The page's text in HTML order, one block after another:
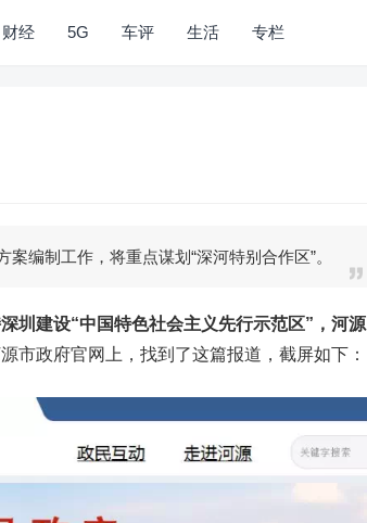
财经 5G 车评 生活 专栏
编制工作，将重点谋划“深河特别合作区”。
圳建设“中国特色社会主义先行示范区”，河源
市政府官网上，找到了这篇报道，截屏如下：